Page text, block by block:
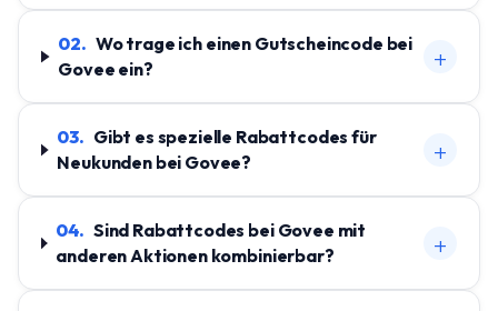
02. Wo trage ich einen Gutscheincode bei
Govee ein?
+
03. Gibt es spezielle Rabattcodes für
Neukunden bei Govee?
+
04. Sind Rabattcodes bei Govee mit
anderen Aktionen kombinierbar?
+